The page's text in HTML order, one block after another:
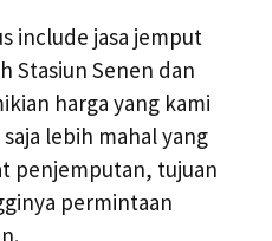
include jasa jemput
Stasiun Senen dan
harga yang kami
lebih mahal yang
penjemputan, tujuan
permintaan